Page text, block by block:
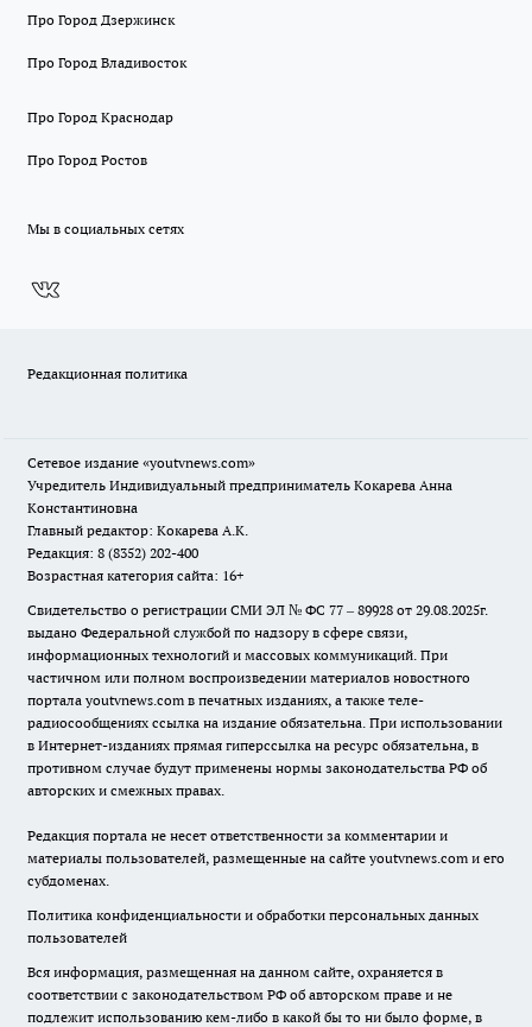
Про Город Дзержинск
Про Город Владивосток
Про Город Краснодар
Про Город Ростов
Мы в социальных сетях
Редакционная политика
Сетевое издание «youtvnews.com»
Учредитель Индивидуальный предприниматель Кокарева Анна
Константиновна
Главный редактор: Кокарева А.К.
Редакция: 8 (8352) 202-400
Возрастная категория сайта: 16+
Свидетельство о регистрации СМИ ЭЛ № ФС 77 – 89928 от 29.08.2025г.
выдано Федеральной службой по надзору в сфере связи,
информационных технологий и массовых коммуникаций. При
частичном или полном воспроизведении материалов новостного
портала youtvnews.com в печатных изданиях, а также теле-
радиосообщениях ссылка на издание обязательна. При использовании
в Интернет-изданиях прямая гиперссылка на ресурс обязательна, в
противном случае будут применены нормы законодательства РФ об
авторских и смежных правах.
Редакция портала не несет ответственности за комментарии и
материалы пользователей, размещенные на сайте youtvnews.com и его
субдоменах.
Политика конфиденциальности и обработки персональных данных
пользователей
Вся информация, размещенная на данном сайте, охраняется в
соответствии с законодательством РФ об авторском праве и не
подлежит использованию кем-либо в какой бы то ни было форме, в